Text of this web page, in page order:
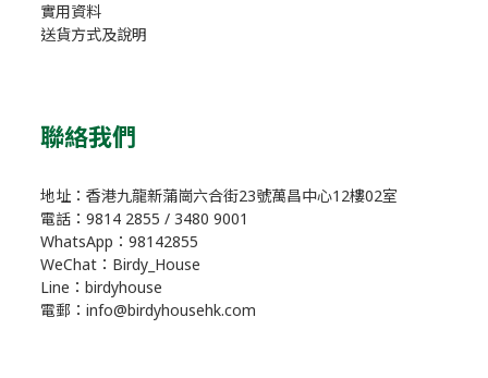
實用資料
送貨方式及說明
聯絡我們
地址：香港九龍新蒲崗六合街23號萬昌中心12樓02室
電話：9814 2855 / 3480 9001
WhatsApp：98142855
WeChat：Birdy_House
Line：birdyhouse
電郵：info@birdyhousehk.com